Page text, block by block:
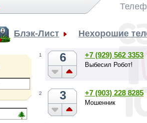
Блэк-Лист Нехорошие
1 6 +7 (929) 562 3353
Выбесил Робот!
2 3 +7 (903) 228 8285
Мошенник